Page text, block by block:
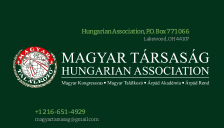
Hungarian Association, P.O. Box 771066
Lakewood, OH 44107
+1 216-651-4929
magyar.tarsasag@gmail.com